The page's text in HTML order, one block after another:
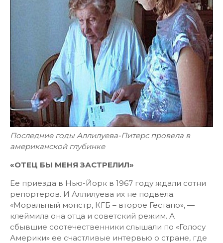
Последние годы Аллилуева-Питерс провела в
американской глубинке
«ОТЕЦ БЫ МЕНЯ ЗАСТРЕЛИЛ»
Ее приезда в Нью-Йорк в 1967 году ждали сотни
репортеров. И Аллилуева их не подвела.
«Моральный монстр, КГБ – второе Гестапо», —
клеймила она отца и советский режим. А
сбывшие соотечественники слышали по «Голосу
Америки» ее счастливые интервью о стране, где